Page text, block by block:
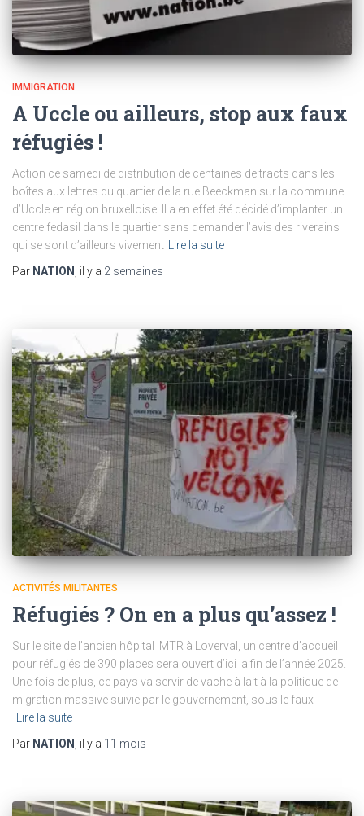
IMMIGRATION
A Uccle ou ailleurs, stop aux faux
réfugiés !
Action ce samedi de distribution de centaines de tracts dans les
boîtes aux lettres du quartier de la rue Beeckman sur la commune
d’Uccle en région bruxelloise. Il a en effet été décidé d’implanter un
centre fedasil dans le quartier sans demander l’avis des riverains
qui se sont d’ailleurs vivement
Lire la suite
Par NATION , il y a 2 semaines
ACTIVITÉS MILITANTES
Réfugiés ? On en a plus qu’assez !
Sur le site de l’ancien hôpital IMTR à Loverval, un centre d’accueil
pour réfugiés de 390 places sera ouvert d’ici la fin de l’année 2025.
Une fois de plus, ce pays va servir de vache à lait à la politique de
migration massive suivie par le gouvernement, sous le faux
Lire la suite
Par NATION , il y a 11 mois